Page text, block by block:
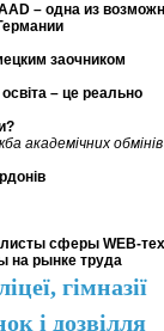
– одна из
заочником
– це реально
академічних
сферы WEB-
на рынке труда
гімназії
і дозвілля